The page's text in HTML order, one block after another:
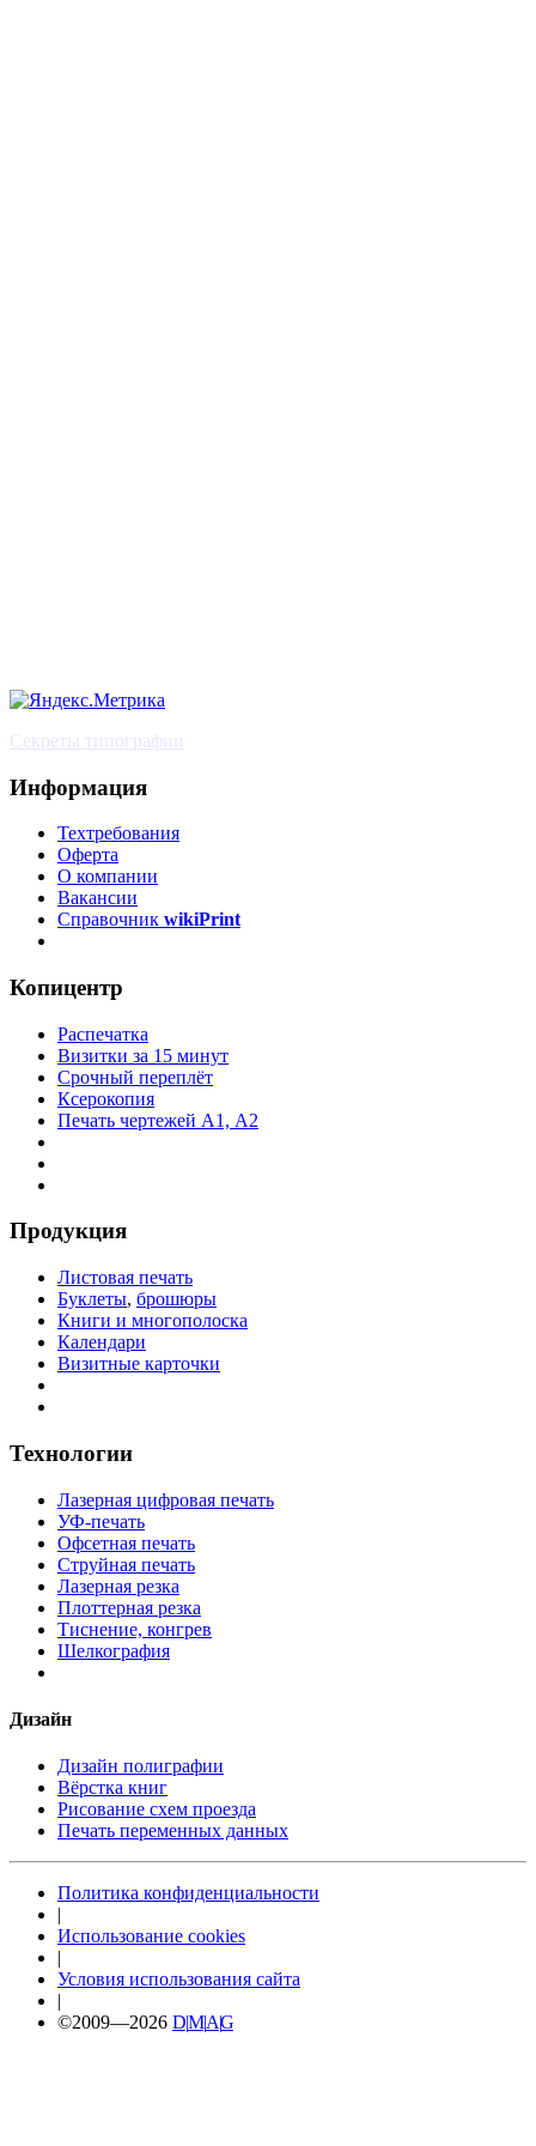
Секреты типографии
Информация
Техтребования
Оферта
О компании
Вакансии
Справочник wikiPrint
Копицентр
Распечатка
Визитки за 15 минут
Срочный переплёт
Ксерокопия
Печать чертежей А1, А2
Продукция
Листовая печать
Буклеты, брошюры
Книги и многополоска
Календари
Визитные карточки
Технологии
Лазерная цифровая печать
УФ-печать
Офсетная печать
Струйная печать
Лазерная резка
Плоттерная резка
Тиснение, конгрев
Шелкография
Дизайн
Дизайн полиграфии
Вёрстка книг
Рисование схем проезда
Печать переменных данных
Политика конфиденциальности
|
Использование cookies
|
Условия использования сайта
|
©2009—2026 D|M|A|G